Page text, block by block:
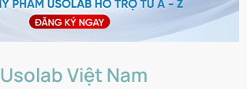
Usolab Việt Nam